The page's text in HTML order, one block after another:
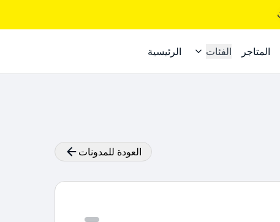
الرئيسية الفئات المتاجر
العودة للمدونات